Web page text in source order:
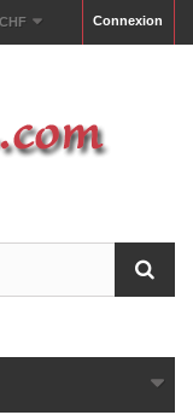
Connexion
CHF